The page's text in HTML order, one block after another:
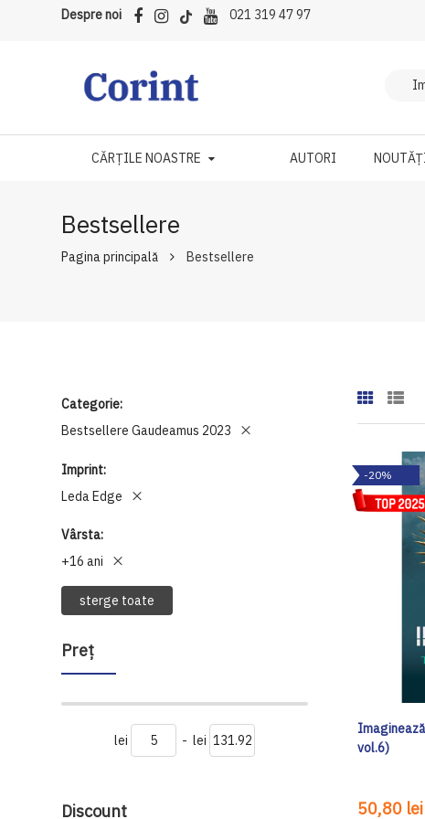
Despre noi 021 319 47 97
CĂRȚILE NOASTRE AUTORI
Bestsellere
Pagina principală Bestsellere
Categorie
Bestsellere Gaudeamus 2023
Imprint
Leda Edge
Vârsta
+16 ani
sterge toate
Preţ
lei - lei
Discount
-20%
vol.6)
50,80 lei